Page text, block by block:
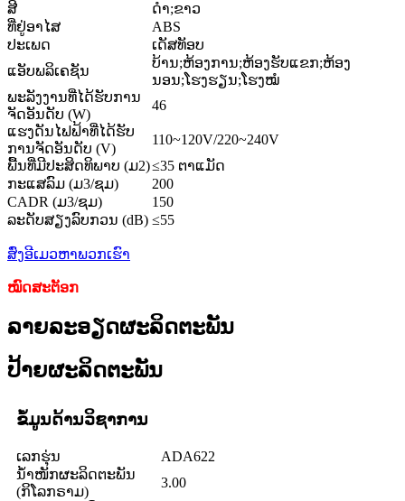
ສີ
ດຳ;ຂາວ
ທີ່ຢູ່ອາໄສ
ABS
ປະເພດ
ເດັສທັອບ
ແອັບພລິເຄຊັນ
ບ້ານ;ຫ້ອງການ;ຫ້ອງຮັບແຂກ;ຫ້ອງ
ນອນ;ໂຮງຮຽນ;ໂຮງໝໍ
ພະລັງງານທີ່ໄດ້ຮັບການ
ຈັດອັນດັບ (W)
46
ແຮງດັນໄຟຟ້າທີ່ໄດ້ຮັບ
ການຈັດອັນດັບ (V)
110~120V/220~240V
ພື້ນທີ່ມີປະສິດທິພາບ (ມ2)≤35 ຕາແມັດ
ກະແສລົມ (ມ3/ຊມ)
200
CADR (ມ3/ຊມ)
150
ລະດັບສຽງລົບກວນ (dB) ≤55
ສົ່ງອີເມວຫາພວກເຮົາ
ໝົດສະຕັອກ
ລາຍລະອຽດຜະລິດຕະພັນ
ປ້າຍຜະລິດຕະພັນ
ຂໍ້ມູນດ້ານວິຊາການ
ເລກຮຸ່ນ
ADA622
ນ້ຳໜັກຜະລິດຕະພັນ
(ກິໂລກຣາມ)
3.00